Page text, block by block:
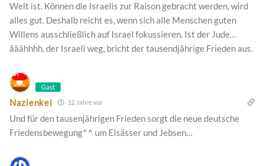
Welt ist. Können die Israelis zur Raison gebracht werden, wird
alles gut. Deshalb reicht es, wenn sich alle Menschen guten
Willens ausschließlich auf Israel fokussieren. Ist der Jude…
ääähhhh, der Israeli weg, bricht der tausendjährige Frieden aus.
Gast
Nazienkel 12 Jahre vor
Und für den tausenjährigen Frieden sorgt die neue deutsche
Friedensbewegung^^ um Elsässer und Jebsen…